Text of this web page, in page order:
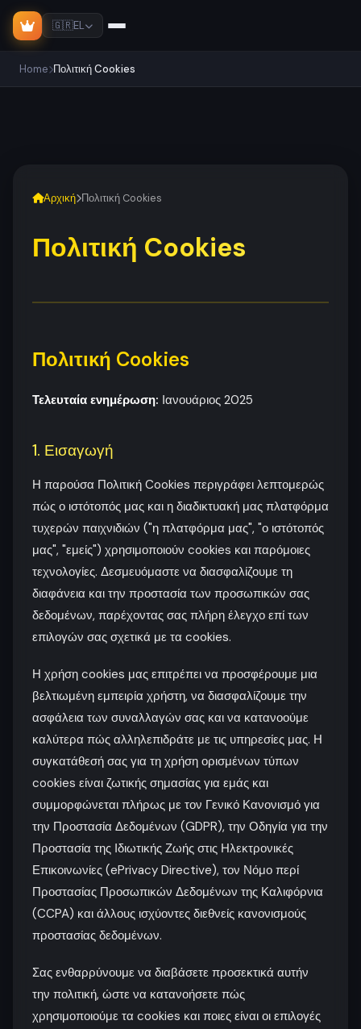
🇬🇷EL
Home Πολιτική Cookies
Αρχική Πολιτική Cookies
Πολιτική Cookies
Πολιτική Cookies
Τελευταία ενημέρωση: Ιανουάριος 2025
1. Εισαγωγή
Η παρούσα Πολιτική Cookies περιγράφει λεπτομερώς
πώς ο ιστότοπός μας και η διαδικτυακή μας πλατφόρμα
τυχερών παιχνιδιών ("η πλατφόρμα μας", "ο ιστότοπός
μας", "εμείς") χρησιμοποιούν cookies και παρόμοιες
τεχνολογίες. Δεσμευόμαστε να διασφαλίζουμε τη
διαφάνεια και την προστασία των προσωπικών σας
δεδομένων, παρέχοντας σας πλήρη έλεγχο επί των
επιλογών σας σχετικά με τα cookies.
Η χρήση cookies μας επιτρέπει να προσφέρουμε μια
βελτιωμένη εμπειρία χρήστη, να διασφαλίζουμε την
ασφάλεια των συναλλαγών σας και να κατανοούμε
καλύτερα πώς αλληλεπιδράτε με τις υπηρεσίες μας. Η
συγκατάθεσή σας για τη χρήση ορισμένων τύπων
cookies είναι ζωτικής σημασίας για εμάς και
συμμορφώνεται πλήρως με τον Γενικό Κανονισμό για
την Προστασία Δεδομένων (GDPR), την Οδηγία για την
Προστασία της Ιδιωτικής Ζωής στις Ηλεκτρονικές
Επικοινωνίες (ePrivacy Directive), τον Νόμο περί
Προστασίας Προσωπικών Δεδομένων της Καλιφόρνια
(CCPA) και άλλους ισχύοντες διεθνείς κανονισμούς
προστασίας δεδομένων.
Σας ενθαρρύνουμε να διαβάσετε προσεκτικά αυτήν
την πολιτική, ώστε να κατανοήσετε πώς
χρησιμοποιούμε τα cookies και ποιες είναι οι επιλογές